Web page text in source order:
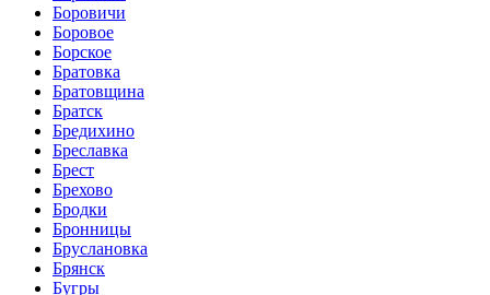
Боровичи
Боровое
Борское
Братовка
Братовщина
Братск
Бредихино
Бреславка
Брест
Брехово
Бродки
Бронницы
Бруслановка
Брянск
Бугры